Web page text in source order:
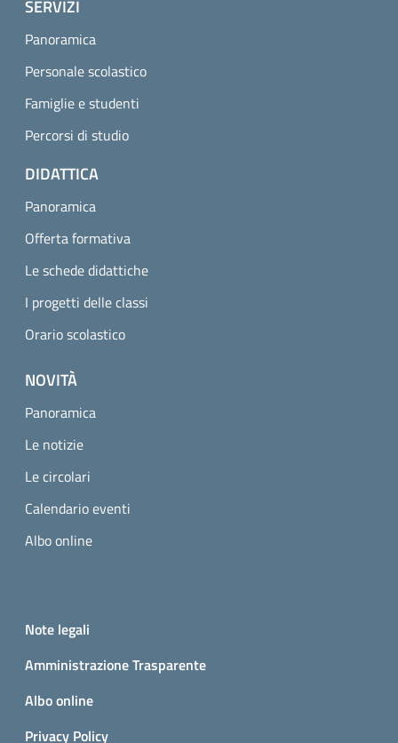
SERVIZI
Panoramica
Personale scolastico
Famiglie e studenti
Percorsi di studio
DIDATTICA
Panoramica
Offerta formativa
Le schede didattiche
I progetti delle classi
Orario scolastico
NOVITÀ
Panoramica
Le notizie
Le circolari
Calendario eventi
Albo online
Small prints
Note legali
Amministrazione Trasparente
Albo online
Privacy Policy